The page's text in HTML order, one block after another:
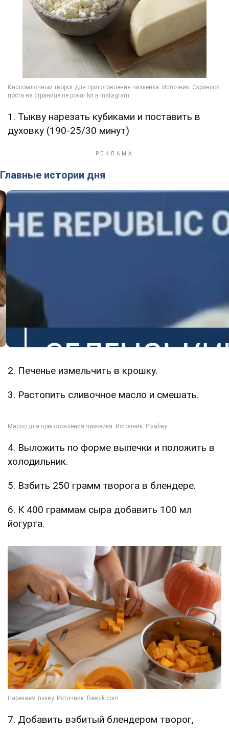
1. Тыкву нарезать кубиками и поставить в
духовку (190-25/30 минут)
Главные истории дня
2. Печенье измельчить в крошку.
3. Растопить сливочное масло и смешать.
4. Выложить по форме выпечки и положить в
холодильник.
5. Взбить 250 грамм творога в блендере.
6. К 400 граммам сыра добавить 100 мл
йогурта.
7. Добавить взбитый блендером творог,